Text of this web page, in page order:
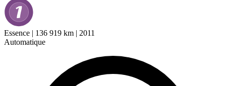
Essence | 136 919 km | 2011
Automatique